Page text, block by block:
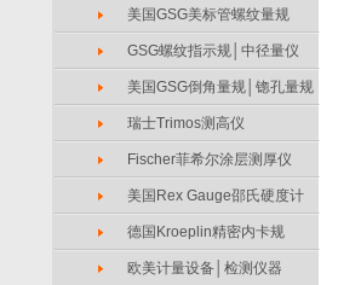
美国GSG美标管螺纹量规
GSG螺纹指示规│中径量仪
美国GSG倒角量规│锪孔量规
瑞士Trimos测高仪
Fischer菲希尔涂层测厚仪
美国Rex Gauge邵氏硬度计
德国Kroeplin精密内卡规
欧美计量设备│检测仪器